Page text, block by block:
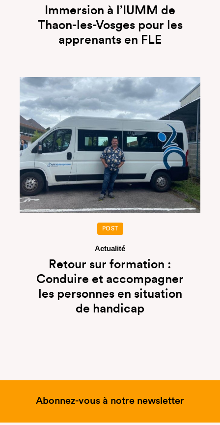
Immersion à l’IUMM de
Thaon-les-Vosges pour les
apprenants en FLE
POST
Actualité
Retour sur formation :
Conduire et accompagner
les personnes en situation
de handicap
Abonnez-vous à notre newsletter